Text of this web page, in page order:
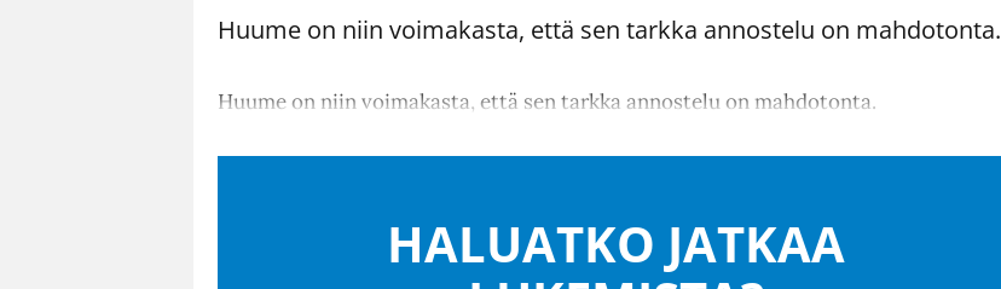
Huume on niin voimakasta, että sen tarkka annostelu on mahdotonta.
Huume on niin voimakasta, että sen tarkka annostelu on mahdotonta.
HALUATKO JATKAA